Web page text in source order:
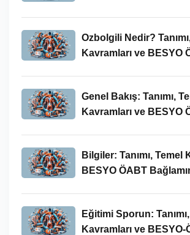
Ozbolgili Nedir?
Kavramları ve BESYO
Genel Bakış: Tanımı,
Kavramları ve BESYO
Bilgiler: Tanımı, Temel
BESYO ÖABT
Eğitimi Sporun:
Kavramları ve BESYO-